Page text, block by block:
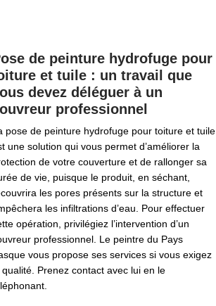
de peinture hydrofuge pour
et tuile : un travail que
devez déléguer à un
professionnel
pose de peinture hydrofuge pour toiture et tuile
une solution qui vous permet d’améliorer la
de votre couverture et de rallonger sa
de vie, puisque le produit, en séchant,
les pores présents sur la structure et
les infiltrations d’eau. Pour effectuer
opération, privilégiez l’intervention d’un
professionnel. Le peintre du Pays
vous propose ses services si vous exigez
qualité. Prenez contact avec lui en le